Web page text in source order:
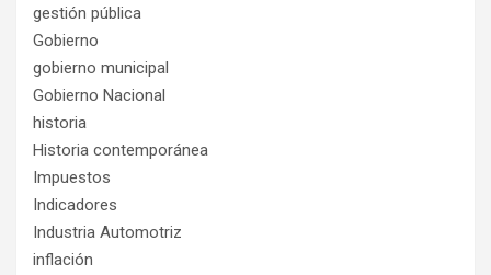
gestión pública
Gobierno
gobierno municipal
Gobierno Nacional
historia
Historia contemporánea
Impuestos
Indicadores
Industria Automotriz
inflación